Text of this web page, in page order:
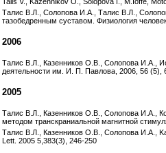
Талис В.Л., Солопова И.А., Талис В.Л.,
тазобедренным суставом. Физиология
2006
Талис В.Л., Казенников О.В., Солопова И.А.,
деятельности им. И. П. Павлова, 2006, 56 (5),
2005
Талис В.Л., Казенников О.В., Солопова И.А.,
методом транскраниальной магнитной
Талис В.Л., Казенников О.В., Солопова И.А.,
Lett. 2005 5,383(3), 246-250